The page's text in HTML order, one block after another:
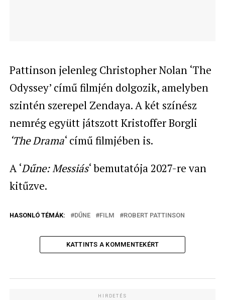
Pattinson jelenleg Christopher Nolan ‘The
Odyssey’ című filmjén dolgozik, amelyben
szintén szerepel Zendaya. A két színész
nemrég együtt játszott Kristoffer Borgli
‘The Drama‘ című filmjében is.
A ‘Dűne: Messiás‘ bemutatója 2027-re van
kitűzve.
HASONLÓ TÉMÁK: DŰNE FILM ROBERT PATTINSON
KATTINTS A KOMMENTEKÉRT
HIRDETÉS